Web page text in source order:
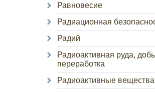
Равновесие
Радиационная
Радий
Радиоактивная руда,
переработка
Радиоактивные вещества